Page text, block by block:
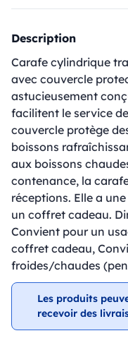
Description
Carafe cylindrique
avec couvercle
astucieusement
facilitent le service
couvercle protège
boissons
aux boissons
contenance, la
réceptions. Elle a
un coffret cadeau.
Convient pour un
coffret cadeau,
froides/chaudes
Les produits
recevoir des